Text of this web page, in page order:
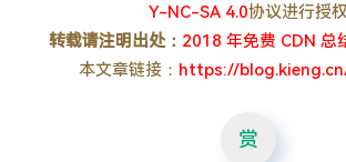
Y-NC-SA 4.0协议进行授权
转载请注明出处： 2018 年免费 CDN 总
本文章链接： https://
赏